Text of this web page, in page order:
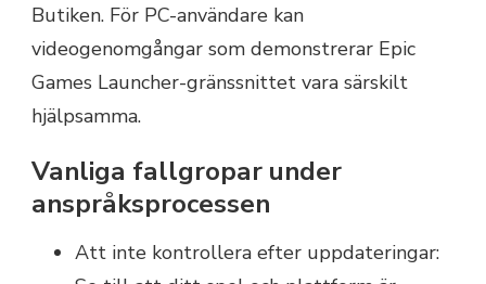
Butiken. För PC-användare kan
videogenomgångar som demonstrerar Epic
Games Launcher-gränssnittet vara särskilt
hjälpsamma.
Vanliga fallgropar under
anspråksprocessen
Att inte kontrollera efter uppdateringar: